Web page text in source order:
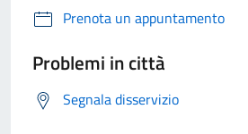
Prenota un appuntamento
Problemi in città
Segnala disservizio